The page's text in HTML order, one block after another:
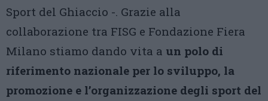
Sport del Ghiaccio -. Grazie alla
collaborazione tra FISG e Fondazione Fiera
Milano stiamo dando vita a un polo di
riferimento nazionale per lo sviluppo, la
promozione e l’organizzazione degli sport del